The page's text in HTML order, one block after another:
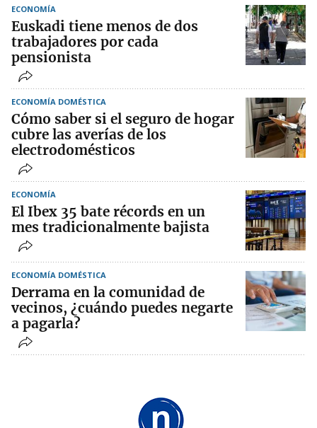
ECONOMÍA
Euskadi tiene menos de dos
trabajadores por cada
pensionista
ECONOMÍA DOMÉSTICA
Cómo saber si el seguro de hogar
cubre las averías de los
electrodomésticos
ECONOMÍA
El Ibex 35 bate récords en un
mes tradicionalmente bajista
ECONOMÍA DOMÉSTICA
Derrama en la comunidad de
vecinos, ¿cuándo puedes negarte
a pagarla?